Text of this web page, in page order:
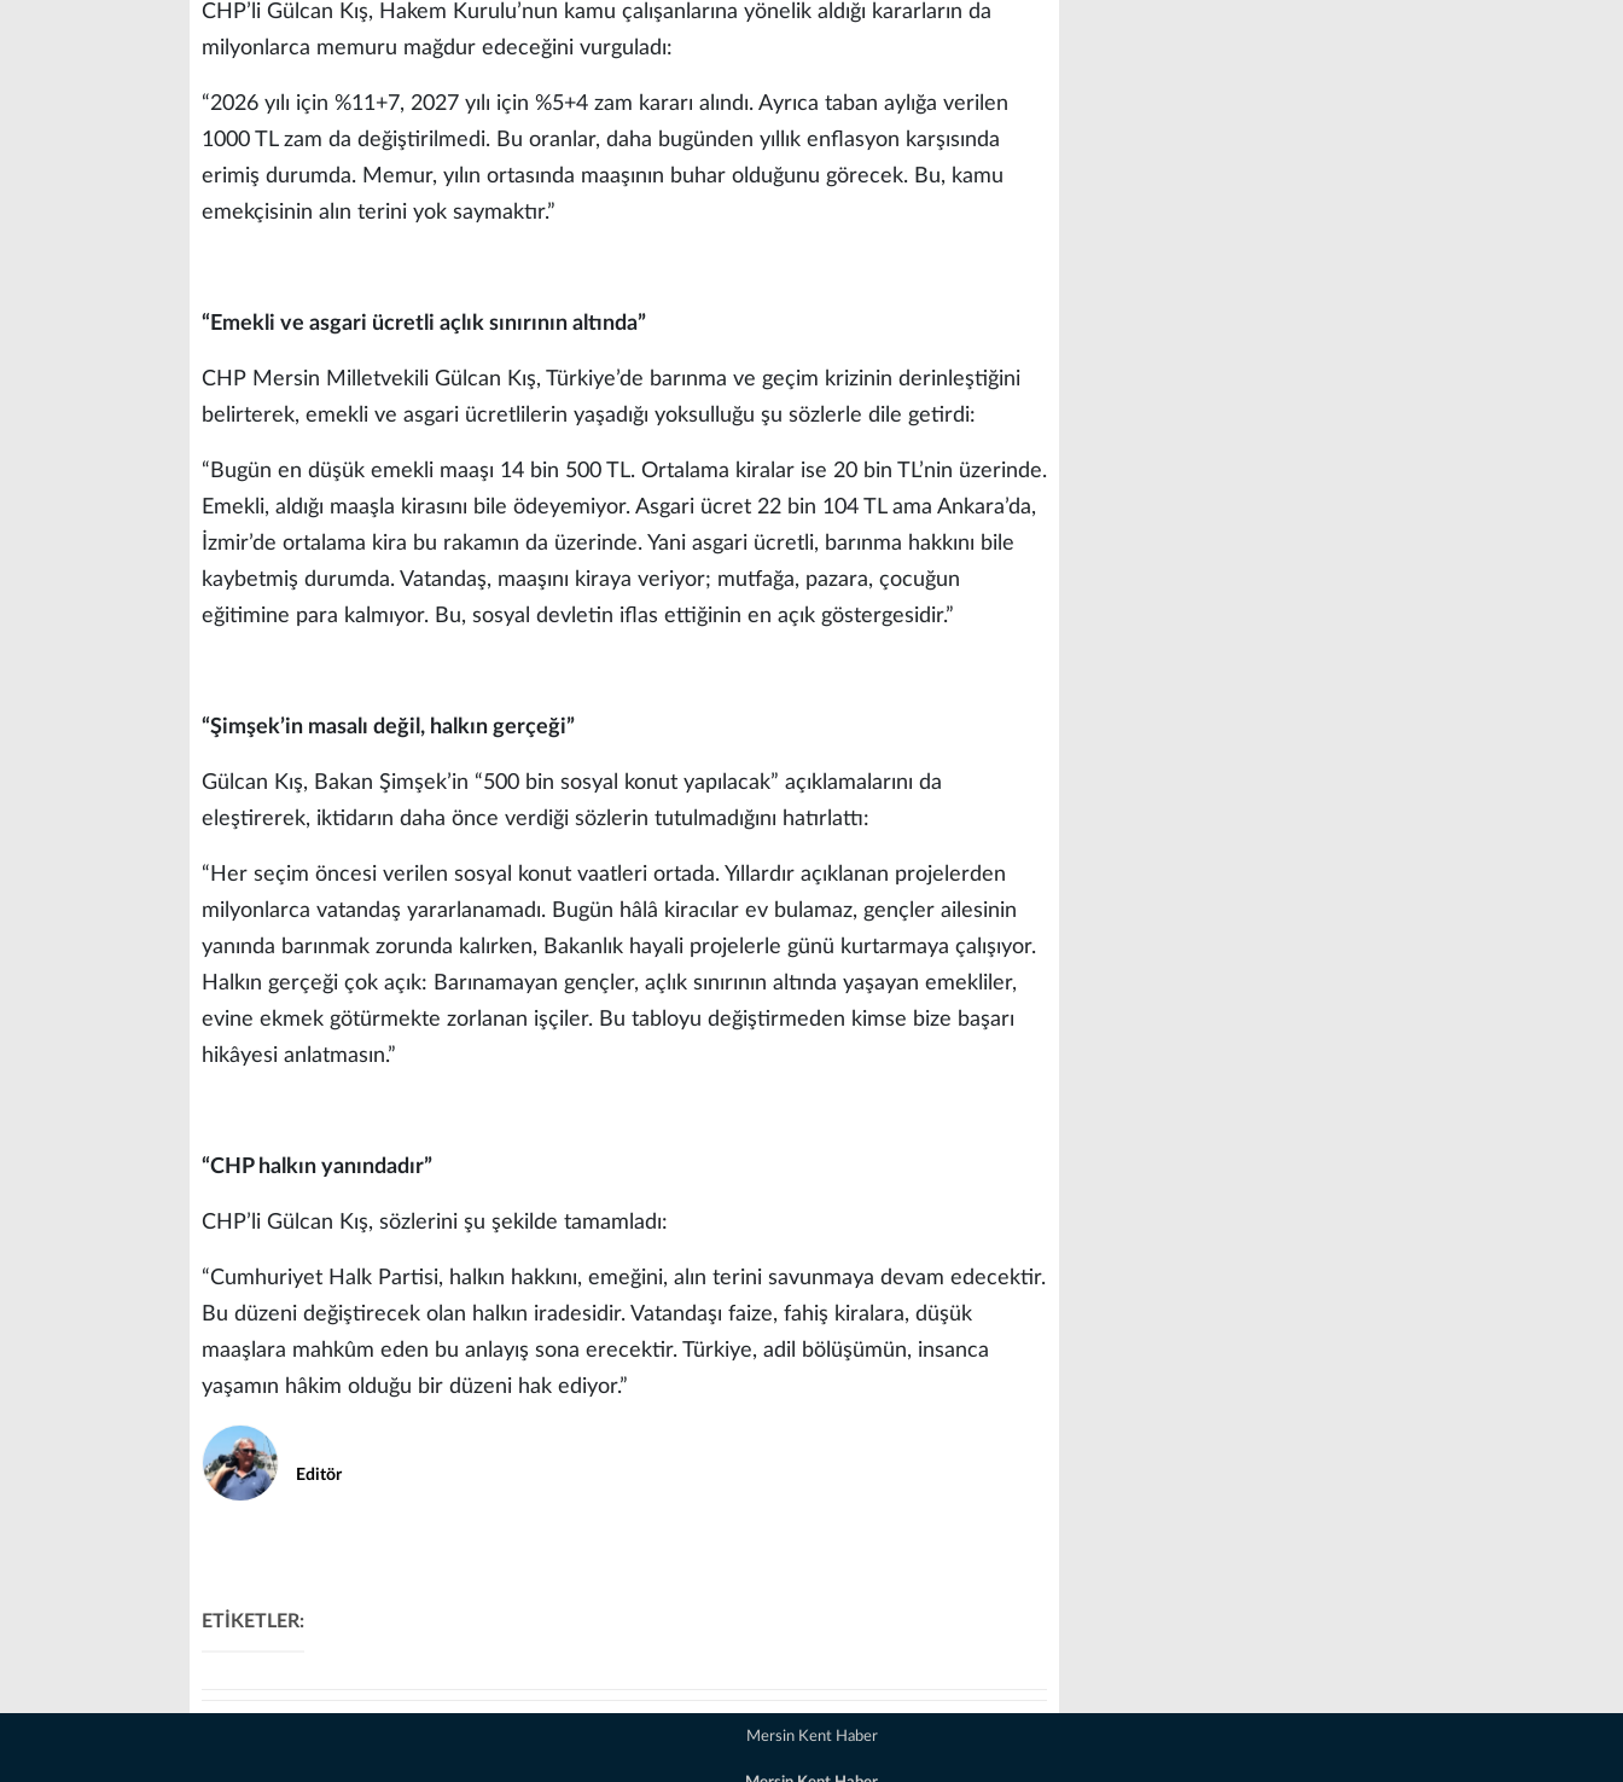
CHP’li Gülcan Kış, Hakem Kurulu’nun kamu çalışanlarına yönelik aldığı kararların da
milyonlarca memuru mağdur edeceğini vurguladı:
“2026 yılı için %11+7, 2027 yılı için %5+4 zam kararı alındı. Ayrıca taban aylığa verilen
1000 TL zam da değiştirilmedi. Bu oranlar, daha bugünden yıllık enflasyon karşısında
erimiş durumda. Memur, yılın ortasında maaşının buhar olduğunu görecek. Bu, kamu
emekçisinin alın terini yok saymaktır.”
“Emekli ve asgari ücretli açlık sınırının altında”
CHP Mersin Milletvekili Gülcan Kış, Türkiye’de barınma ve geçim krizinin derinleştiğini
belirterek, emekli ve asgari ücretlilerin yaşadığı yoksulluğu şu sözlerle dile getirdi:
“Bugün en düşük emekli maaşı 14 bin 500 TL. Ortalama kiralar ise 20 bin TL’nin üzerinde.
Emekli, aldığı maaşla kirasını bile ödeyemiyor. Asgari ücret 22 bin 104 TL ama Ankara’da,
İzmir’de ortalama kira bu rakamın da üzerinde. Yani asgari ücretli, barınma hakkını bile
kaybetmiş durumda. Vatandaş, maaşını kiraya veriyor; mutfağa, pazara, çocuğun
eğitimine para kalmıyor. Bu, sosyal devletin iflas ettiğinin en açık göstergesidir.”
“Şimşek’in masalı değil, halkın gerçeği”
Gülcan Kış, Bakan Şimşek’in “500 bin sosyal konut yapılacak” açıklamalarını da
eleştirerek, iktidarın daha önce verdiği sözlerin tutulmadığını hatırlattı:
“Her seçim öncesi verilen sosyal konut vaatleri ortada. Yıllardır açıklanan projelerden
milyonlarca vatandaş yararlanamadı. Bugün hâlâ kiracılar ev bulamaz, gençler ailesinin
yanında barınmak zorunda kalırken, Bakanlık hayali projelerle günü kurtarmaya çalışıyor.
Halkın gerçeği çok açık: Barınamayan gençler, açlık sınırının altında yaşayan emekliler,
evine ekmek götürmekte zorlanan işçiler. Bu tabloyu değiştirmeden kimse bize başarı
hikâyesi anlatmasın.”
“CHP halkın yanındadır”
CHP’li Gülcan Kış, sözlerini şu şekilde tamamladı:
“Cumhuriyet Halk Partisi, halkın hakkını, emeğini, alın terini savunmaya devam edecektir.
Bu düzeni değiştirecek olan halkın iradesidir. Vatandaşı faize, fahiş kiralara, düşük
maaşlara mahkûm eden bu anlayış sona erecektir. Türkiye, adil bölüşümün, insanca
yaşamın hâkim olduğu bir düzeni hak ediyor.”
Editör
ETİKETLER:
Mersin Kent Haber